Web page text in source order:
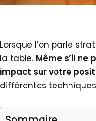
Lorsque l’on parle
la table. Même s’il ne
impact sur votre
différentes